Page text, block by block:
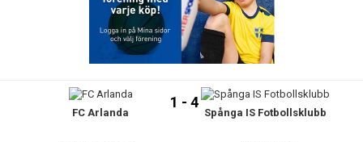
FC Arlanda
1 - 4
Spånga IS Fotbollsklubb